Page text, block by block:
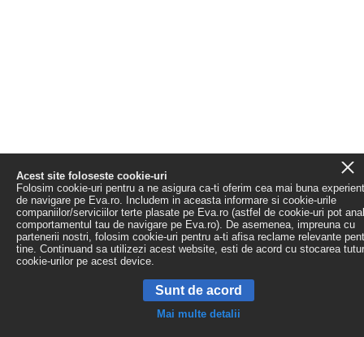
Acest site foloseste cookie-uri
Folosim cookie-uri pentru a ne asigura ca-ti oferim cea mai buna
de navigare pe Eva.ro. Includem in aceasta informare si cookie-urile
companiilor/serviciilor terte plasate pe Eva.ro (astfel de cookie-uri pot
comportamentul tau de navigare pe Eva.ro). De asemenea, impreuna cu
partenerii nostri, folosim cookie-uri pentru a-ti afisa reclame relevante
tine. Continuand sa utilizezi acest website, esti de acord cu stocarea
cookie-urilor pe acest device.
Sunt de acord
Mai multe detalii